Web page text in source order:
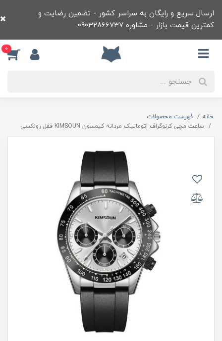
ارسال سریع و رایگان به سراسر کشور - تضمین رضایت و
کمترین قیمت بازار - مشاوره 09032866737
0
خانه
فهرست محصولات
ساعت مچی کرنوگراف اتوماتيک مردانه کيمسون KIMSOUN قفل رولکسی